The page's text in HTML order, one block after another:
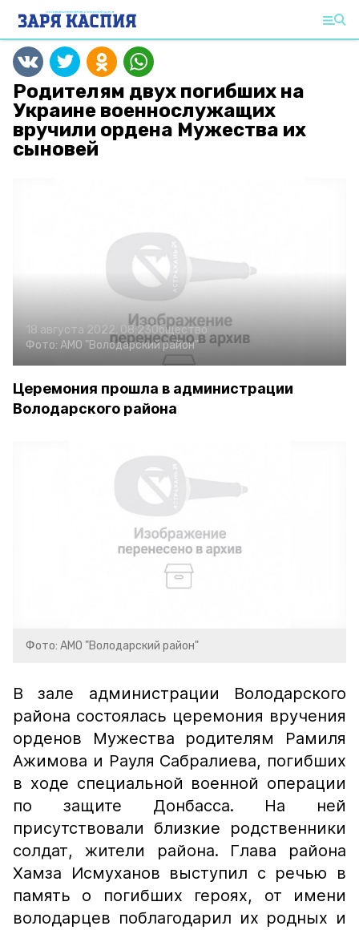
Родителям двух погибших на
Украине военнослужащих
вручили ордена Мужества их
сыновей
18 августа 2022, 08:23Общество
Фото: АМО "Володарский район"
Церемония прошла в администрации
Володарского района
Фото: АМО "Володарский район"
В зале администрации Володарского
района состоялась церемония вручения
орденов Мужества родителям Рамиля
Ажимова и Рауля Сабралиева, погибших
в ходе специальной военной операции
по защите Донбасса. На ней
присутствовали близкие родственники
солдат, жители района. Глава района
Хамза Исмуханов выступил с речью в
память о погибших героях, от имени
володарцев поблагодарил их родных и